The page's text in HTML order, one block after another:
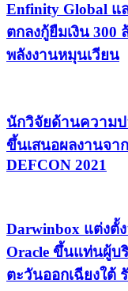
Enfinity Global แ
ตกลงกู้ยืมเงิน
พลังงานหมุนเวียน
นักวิจัยด้านความป
ขึ้นเสนอผลงานจา
DEFCON 2021
Darwinbox แต่งตั้
Oracle ขึ้นแท่นผู้บ
ตะวันออกเฉียงใต้